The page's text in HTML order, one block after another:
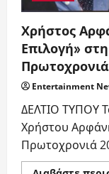
Χρήστος
Επιλογή»
Entertainment
ΔΕΛΤΙΟ ΤΥΠΟΥ
Χρήστου
Πρωτοχρονιά